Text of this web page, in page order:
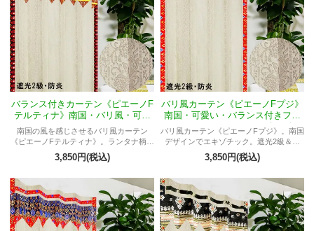
バランス付きカーテン《ピエーノF
テルティナ》南国・バリ風・可愛
い・フラットスタイル・ランタナ
柄・白色・遮光2級・防炎
南国の風を感じさせるバリ風カーテン
《ピエーノFテルティナ》。ランタナ柄の
白色が妖艶な雰囲気を演出。遮光2級・防
炎機能付きで安心。華やかでエレガン
3,850円(税込)
バリ風カーテン《ピエーノFプジ》
南国・可愛い・バランス付きフラ
ットスタイル・ランタナ柄・白
色・遮光2級・防炎
バリ風カーテン《ピエーノFプジ》。南国
デザインでエキゾチック。遮光2級＆防
炎。自由に選べるサイズ。リラックス感
満載。
3,850円(税込)